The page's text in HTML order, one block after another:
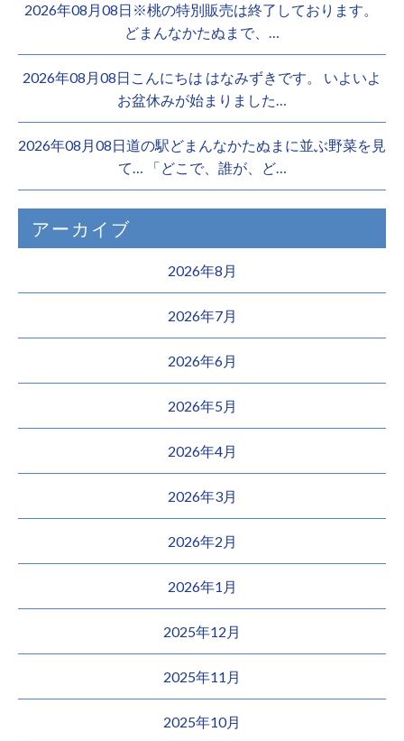
2026年08月08日※桃の特別販売は終了しております。 ️
どまんなかたぬまで、…
2026年08月08日こんにちは はなみずきです。 いよいよ
お盆休みが始まりました…
2026年08月08日道の駅どまんなかたぬまに並ぶ野菜を見
て… 「どこで、誰が、ど…
アーカイブ
2026年8月
2026年7月
2026年6月
2026年5月
2026年4月
2026年3月
2026年2月
2026年1月
2025年12月
2025年11月
2025年10月